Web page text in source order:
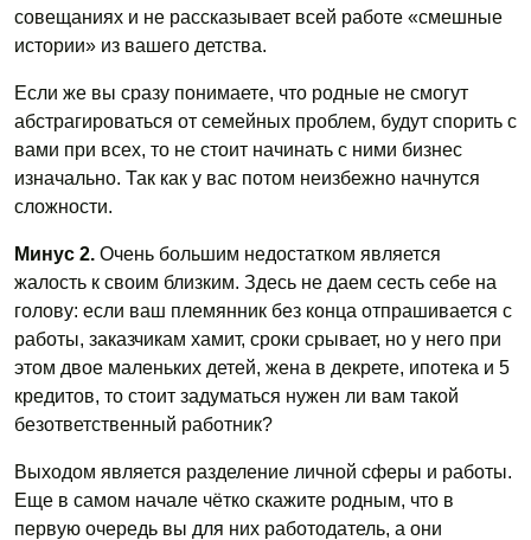
совещаниях и не рассказывает всей работе «смешные
истории» из вашего детства.
Если же вы сразу понимаете, что родные не смогут
абстрагироваться от семейных проблем, будут спорить с
вами при всех, то не стоит начинать с ними бизнес
изначально. Так как у вас потом неизбежно начнутся
сложности.
Минус 2. Очень большим недостатком является
жалость к своим близким. Здесь не даем сесть себе на
голову: если ваш племянник без конца отпрашивается с
работы, заказчикам хамит, сроки срывает, но у него при
этом двое маленьких детей, жена в декрете, ипотека и 5
кредитов, то стоит задуматься нужен ли вам такой
безответственный работник?
Выходом является разделение личной сферы и работы.
Еще в самом начале чётко скажите родным, что в
первую очередь вы для них работодатель, а они